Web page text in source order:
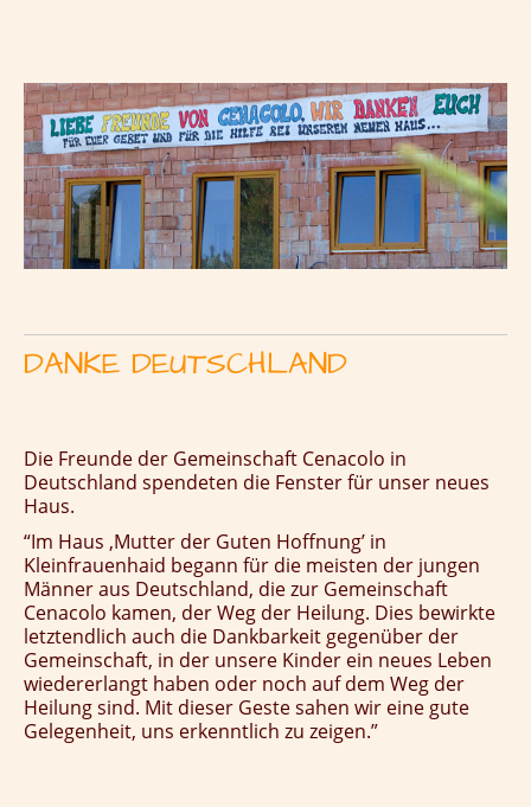
DANKE DEUTSCHLAND
Die Freunde der Gemeinschaft Cenacolo in
Deutschland spendeten die Fenster für unser neues
Haus.
“Im Haus ‚Mutter der Guten Hoffnung’ in
Kleinfrauenhaid begann für die meisten der jungen
Männer aus Deutschland, die zur Gemeinschaft
Cenacolo kamen, der Weg der Heilung. Dies bewirkte
letztendlich auch die Dankbarkeit gegenüber der
Gemeinschaft, in der unsere Kinder ein neues Leben
wiedererlangt haben oder noch auf dem Weg der
Heilung sind. Mit dieser Geste sahen wir eine gute
Gelegenheit, uns erkenntlich zu zeigen.”